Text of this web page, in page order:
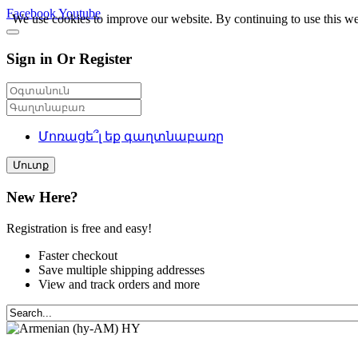
FacebookYoutube
Sign in Or Register
Մոռացե՞լ եք գաղտնաբառը
Մուտք
New Here?
Registration is free and easy!
Faster checkout
Save multiple shipping addresses
View and track orders and more
HY
We use cookies to improve our website. By continuing to use this